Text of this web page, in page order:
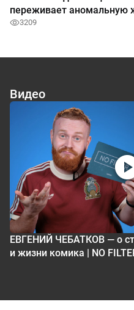
переживает аномальную
3209
Видео
ЕВГЕНИЙ ЧЕБАТКОВ — о
и жизни комика | NO